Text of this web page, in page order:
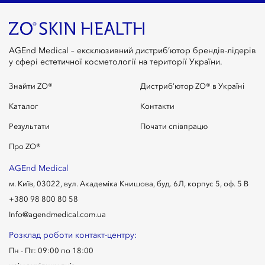
AGEnd Medical – ексклюзивний дистриб’ютор брендів-лідерів
у сфері естетичної косметології на території України.
Знайти ZO®
Каталог
Результати
Про ZO®
Дистриб’ютор ZO® в Україні
Контакти
Почати співпрацю
AGEnd Medical
м. Київ, 03022, вул. Академіка Книшова, буд. 6Л, корпус 5, оф. 5 В
+380 98 800 80 58
Info@agendmedical.com.ua
Розклад роботи контакт-центру:
Пн - Пт: 09:00 по 18:00